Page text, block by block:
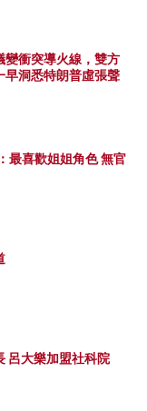
變衝突導火線，雙方
早洞悉特朗普虛張聲
最喜歡姐姐角色 無官
呂大樂加盟社科院